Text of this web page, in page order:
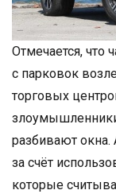
Отмечается,
с парковок
торговых
разбивают
за счёт
которые